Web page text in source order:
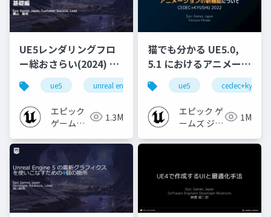
UE5レンダリングフロ
ー総おさらい(2024) 基
礎編！
[CEDEC+KYUSHU
2024]
ue5 unreal engine ue-rendering
エピック
ゲームズ
1.3M
猫でも分かる UE5.0,
5.1 におけるアニメーシ
ョンの新機能について
【CEDEC+KYUSHU
2022】
ue5 cedec+kyushu
エピック ゲ
ームズ ジャ
1M